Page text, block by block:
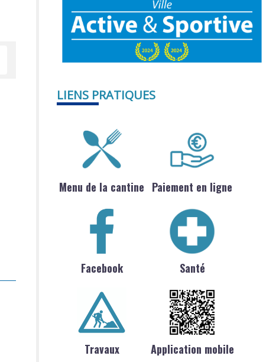
LIENS PRATIQUES
Menu de la cantine Paiement en ligne
Facebook Santé
Travaux Application mobile